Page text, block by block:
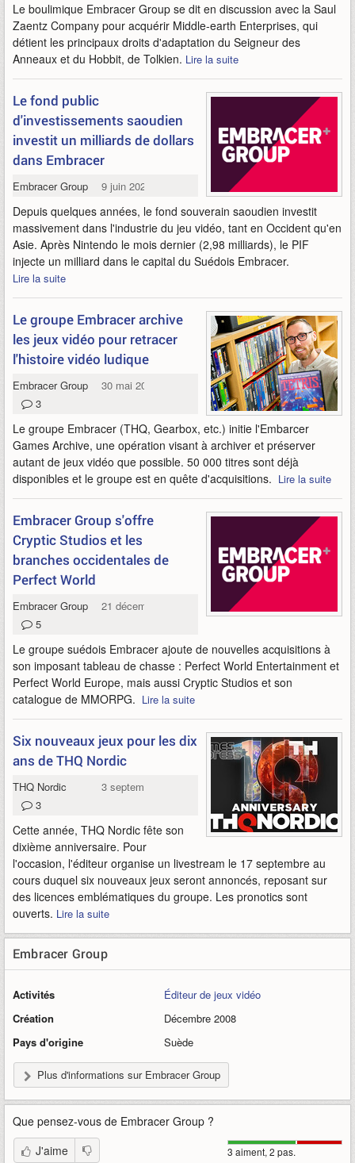
Le boulimique Embracer Group se dit en discussion avec la Saul
Zaentz Company pour acquérir Middle-earth Enterprises, qui
détient les principaux droits d'adaptation du Seigneur des
Anneaux et du Hobbit, de Tolkien. Lire la suite
Le fond public
d'investissements saoudien
investit un milliards de dollars
dans Embracer
Embracer Group 9 juin 2022
Depuis quelques années, le fond souverain saoudien investit
massivement dans l'industrie du jeu vidéo, tant en Occident qu'en
Asie. Après Nintendo le mois dernier (2,98 milliards), le PIF
injecte un milliard dans le capital du Suédois Embracer.
Lire la suite
Le groupe Embracer archive
les jeux vidéo pour retracer
l'histoire vidéo ludique
Embracer Group
30 mai 2022
3
Le groupe Embracer (THQ, Gearbox, etc.) initie l'Embarcer
Games Archive, une opération visant à archiver et préserver
autant de jeux vidéo que possible. 50 000 titres sont déjà
disponibles et le groupe est en quête d'acquisitions. Lire la suite
Embracer Group s'offre
Cryptic Studios et les
branches occidentales de
Perfect World
Embracer Group
21 décembre 2021
5
Le groupe suédois Embracer ajoute de nouvelles acquisitions à
son imposant tableau de chasse : Perfect World Entertainment et
Perfect World Europe, mais aussi Cryptic Studios et son
catalogue de MMORPG. Lire la suite
Six nouveaux jeux pour les dix
ans de THQ Nordic
THQ Nordic
3 septembre 2021
3
Cette année, THQ Nordic fête son
dixième anniversaire. Pour
l'occasion, l'éditeur organise un livestream le 17 septembre au
cours duquel six nouveaux jeux seront annoncés, reposant sur
des licences emblématiques du groupe. Les pronotics sont
ouverts. Lire la suite
Embracer Group
Activités
Éditeur de jeux vidéo
Création
Décembre 2008
Pays d'origine
Suède
Plus d'informations sur Embracer Group
Que pensez-vous de Embracer Group ?
3 aiment, 2 pas.
J'aime